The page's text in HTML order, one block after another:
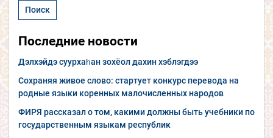
Последние новости
Дэлхэйдэ суурхаһан зохёол дахин хэблэгдээ
Сохраняя живое слово: стартует конкурс перевода на
родные языки коренных малочисленных народов
ФИРЯ рассказал о том, какими должны быть учебники по
государственным языкам республик